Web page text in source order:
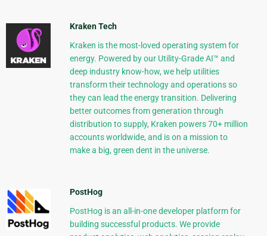
Kraken Tech
Kraken is the most-loved operating system for
energy. Powered by our Utility-Grade AI™ and
deep industry know-how, we help utilities
transform their technology and operations so
they can lead the energy transition. Delivering
better outcomes from generation through
distribution to supply, Kraken powers 70+ million
accounts worldwide, and is on a mission to
make a big, green dent in the universe.
PostHog
PostHog is an all-in-one developer platform for
building successful products. We provide